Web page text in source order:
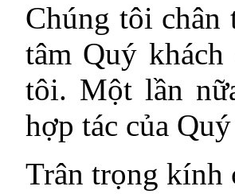
Chúng tôi chân
tâm Quý
tôi. Một lần
hợp tác của
Trân trọng kính